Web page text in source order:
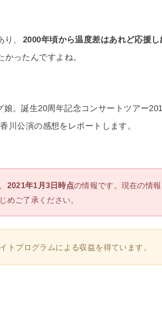
、
2000年頃から温度差はあれど応援
ったんですよね。
娘。誕生20周年記念コンサートツアー
川公演の感想をレポートします。
2021年1月3日時点の情報です。現在の情
めご了承ください。
トプログラムによる収益を得ています。